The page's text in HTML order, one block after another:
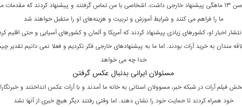
آرات در سن ۱۳ ماهگی پیشنهاد خارجی داشت. اشخاصی با من تماس گرفتند و پیشنهاد کردند که مقدمات
ما را فراهم می‌ کنند و شرایط آموزش و تربیت و هزینه‌های او را متقبل خواهند شد
اخبار او، کشورهای زیادی پیشنهاد کردند که آمریکا و آلمان و کشورهای آسیایی و حتی اقلیم
مندان به خرید آرات بودند. اما ما به پیشنهادهای خارجی فکر نکردیم و فعلا نمی‌ دانیم تقدیر
خدا چه می‌ خواهد
مسئولان ایرانی بدنبال عکس گرفتن
فیلم آرات در شبکه خبر، مسوولان استانی به خانه ما آمدند و با آرات عکس انداختند و
خود همراه کردند تا حمایت خود را نشان دهند. اما وقتی رفتند دیگر هیچ خبری از آنها نشد